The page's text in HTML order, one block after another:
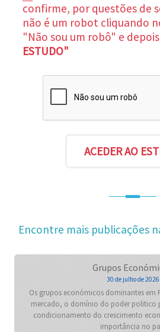
confirme, por questões de
não é um robot cliquando
"Não sou um robô" e
ESTUDO"
Encontre mais publicações
Grupos
30 de julho de 2026
Os grupos económicos dominantes em
mercado, o domínio do poder politico
condicionamento do crescimento
importância no